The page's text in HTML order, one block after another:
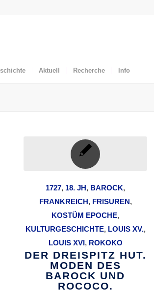
Aktuell Recherche Info
1727, 18. JH, BAROCK,
FRANKREICH, FRISUREN,
KOSTÜM EPOCHE,
KULTURGESCHICHTE, LOUIS XV.,
LOUIS XVI, ROKOKO
DER DREISPITZ HUT.
MODEN DES
BAROCK UND
ROCOCO.